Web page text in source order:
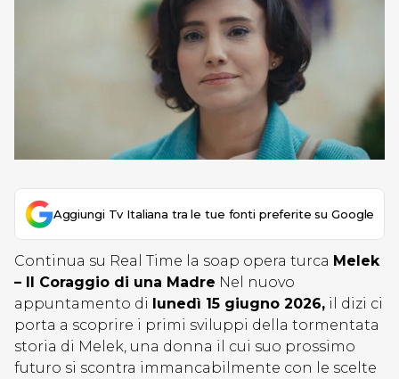
Aggiungi Tv Italiana tra le tue fonti preferite su Google
Continua su Real Time la soap opera turca Melek
– Il Coraggio di una Madre Nel nuovo
appuntamento di lunedì 15 giugno 2026, il dizi ci
porta a scoprire i primi sviluppi della tormentata
storia di Melek, una donna il cui suo prossimo
futuro si scontra immancabilmente con le scelte